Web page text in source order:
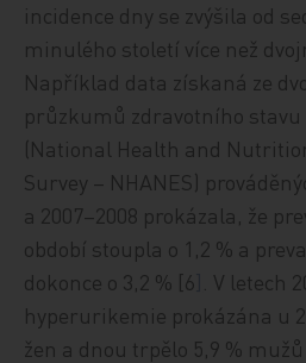
incidence dny se zvýšila od
minulého století více než
Například data získaná ze
průzkumů zdravotního stavu
(National Health and
Survey – NHANES)
a 2007–2008 prokázala, že
období stoupla o 1,2 % a
dokonce o 3,2 % [6
. V letech
hyperurikemie prokázána u
žen a dnou trpělo 5,9 % mužů